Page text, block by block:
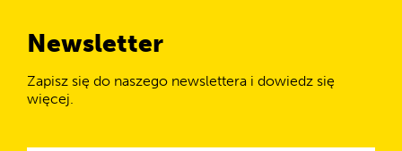
Newsletter
Zapisz się do naszego newslettera i dowiedz się
więcej.